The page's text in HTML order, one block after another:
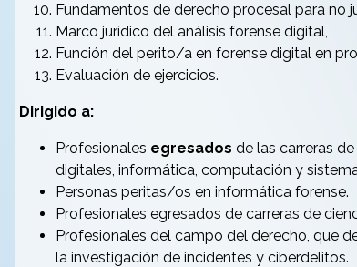
Fundamentos de derecho procesal para no
Marco jurídico del análisis forense digital,
Función del perito/a en forense digital en
Evaluación de ejercicios.
Dirigido a:
Profesionales egresados de las carreras
digitales, informática, computación y
Personas peritas/os en informática forense.
Profesionales egresados de carreras de
Profesionales del campo del derecho, que
la investigación de incidentes y ciberdelitos.